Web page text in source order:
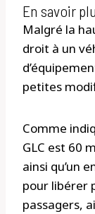
En savoir
Malgré la
droit à un
petites
Comme
GLC est 60
ainsi qu’un
pour libérer
passagers,